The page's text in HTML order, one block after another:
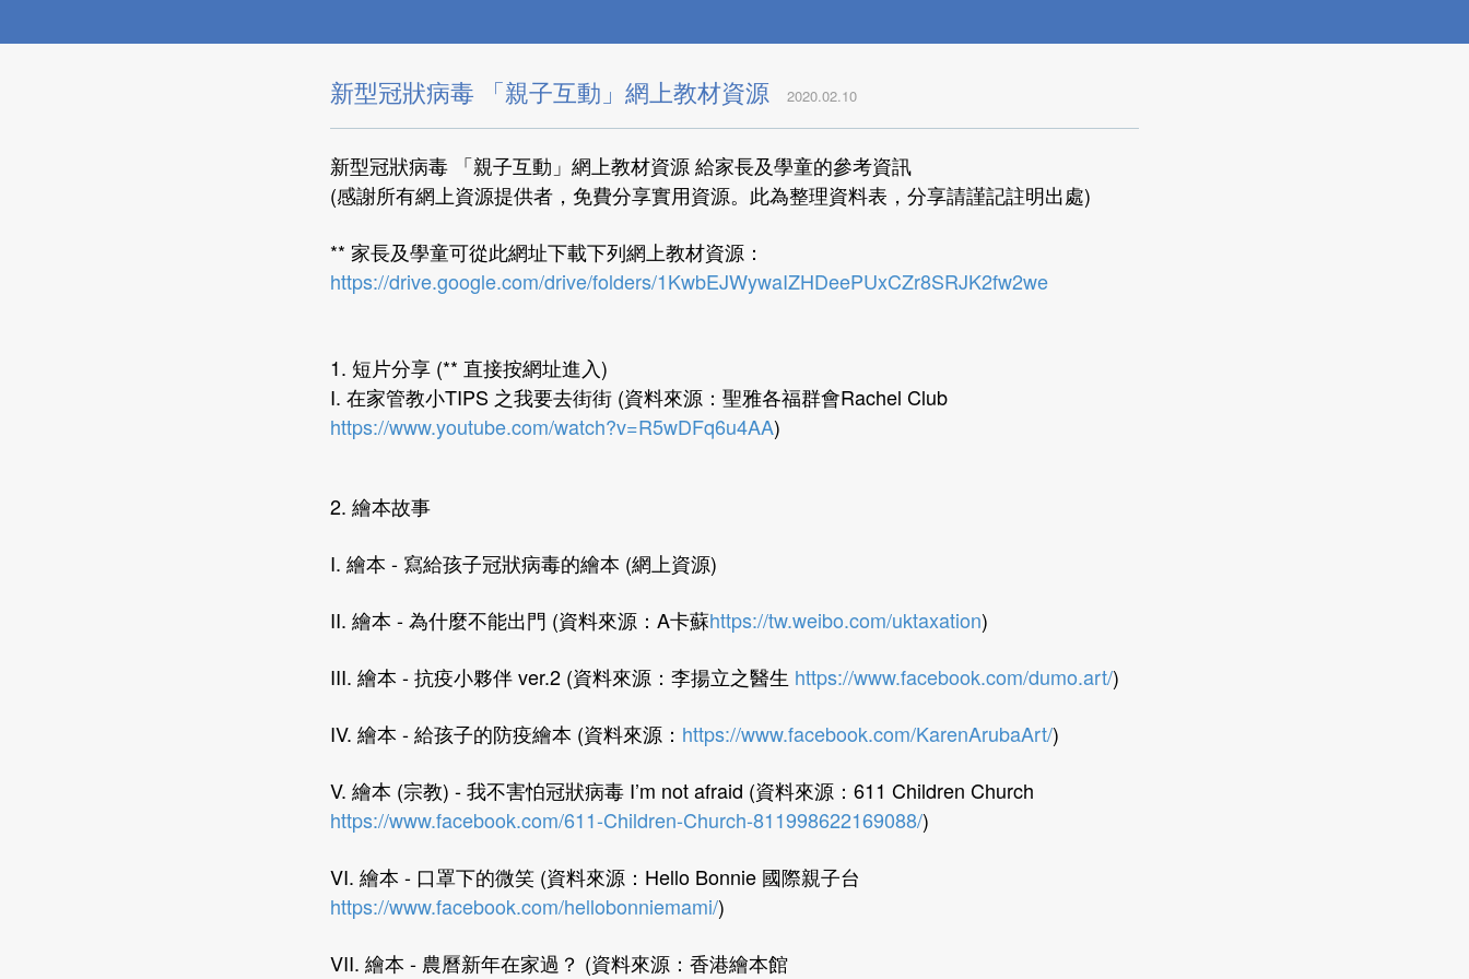
新型冠狀病毒 「親子互動」網上教材資源 2020.02.10
新型冠狀病毒 「親子互動」網上教材資源 給家長及學童的參考資訊
(感謝所有網上資源提供者，免費分享實用資源。此為整理資料表，分享請謹記註明出處)
** 家長及學童可從此網址下載下列網上教材資源：
https://drive.google.com/drive/folders/1KwbEJWywaIZHDeePUxCZr8SRJK2fw2we
1. 短片分享 (** 直接按網址進入)
I. 在家管教小TIPS 之我要去街街 (資料來源：聖雅各福群會Rachel Club
https://www.youtube.com/watch?v=R5wDFq6u4AA)
2. 繪本故事
I. 繪本 - 寫給孩子冠狀病毒的繪本 (網上資源)
II. 繪本 - 為什麼不能出門 (資料來源：A卡蘇https://tw.weibo.com/uktaxation)
III. 繪本 - 抗疫小夥伴 ver.2 (資料來源：李揚立之醫生 https://www.facebook.com/dumo.art/)
IV. 繪本 - 給孩子的防疫繪本 (資料來源： https://www.facebook.com/KarenArubaArt/)
V. 繪本 (宗教) - 我不害怕冠狀病毒 I’m not afraid (資料來源：611 Children Church
https://www.facebook.com/611-Children-Church-811998622169088/)
VI. 繪本 - 口罩下的微笑 (資料來源：Hello Bonnie 國際親子台
https://www.facebook.com/hellobonniemami/)
VII. 繪本 - 農曆新年在家過？ (資料來源：香港繪本館